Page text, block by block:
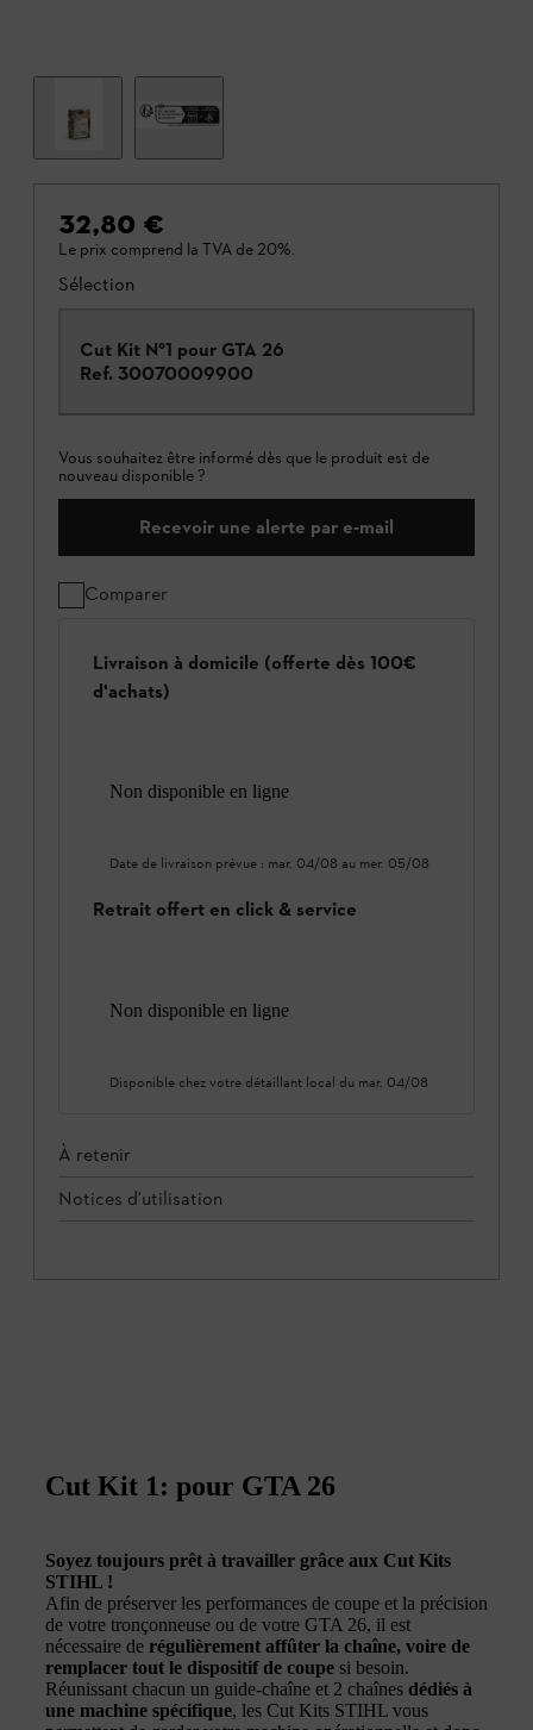
32,80 €
Le prix comprend la TVA de 20%.
Sélection
Cut Kit N°1 pour GTA 26
Ref. 30070009900
Vous souhaitez être informé dès que le produit est de
nouveau disponible ?
Recevoir une alerte par e-mail
Comparer
Livraison à domicile (offerte dès 100€
d'achats)
Non disponible en ligne
Date de livraison prévue : mar. 04/08 au mer. 05/08
Retrait offert en click & service
Non disponible en ligne
Disponible chez votre détaillant local du mar. 04/08
À retenir
Notices d'utilisation
Cut Kit 1: pour GTA 26
Soyez toujours prêt à travailler grâce aux Cut Kits
STIHL !
Afin de préserver les performances de coupe et la précision
de votre tronçonneuse ou de votre GTA 26, il est
nécessaire de régulièrement affûter la chaîne, voire de
remplacer tout le dispositif de coupe si besoin.
Réunissant chacun un guide-chaîne et 2 chaînes dédiés à
une machine spécifique, les Cut Kits STIHL vous